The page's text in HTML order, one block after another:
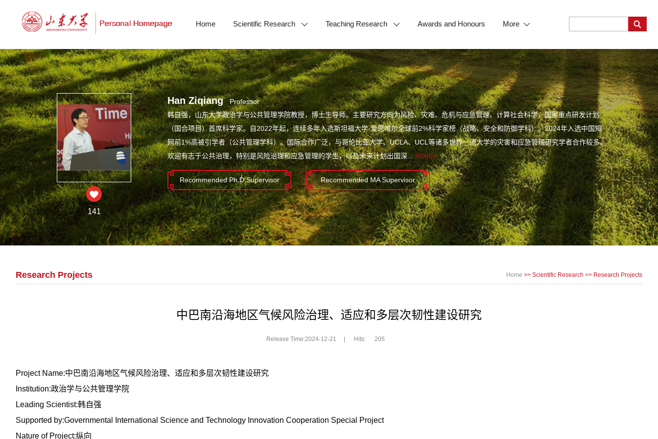
Home Scientific Research Teaching Research Awards and Honours More
141
Han Ziqiang Professor
韩自强，山东大学政治学与公共管理学院教授，博士生导师。主要研究方向为风险、灾难、危机与应急管理、计算社会科学，国家重点研发计划
（国合项目）首席科学家。自2022年起，连续多年入选斯坦福大学-爱思唯尔全球前2%科学家榜（战略、安全和防御学科）。2024年入选中国知
网前1%高被引学者（公共管理学科）。国际合作广泛，与哥伦比亚大学、UCLA、UCL等诸多世界一流大学的灾害和应急管理研究学者合作较多。
欢迎有志于公共治理，特别是风险治理和应急管理的学生，以及未来计划出国深... MORE+
Recommended Ph.D.Supervisor Recommended MA Supervisor
Research Projects Home >> Scientific Research >> Research Projects
中巴南沿海地区气候风险治理、适应和多层次韧性建设研究
Release Time:2024-12-21 Hits: 205
Project Name:中巴南沿海地区气候风险治理、适应和多层次韧性建设研究
Institution:政治学与公共管理学院
Leading Scientist:韩自强
Supported by:Governmental International Science and Technology Innovation Cooperation Special Project
Nature of Project:纵向